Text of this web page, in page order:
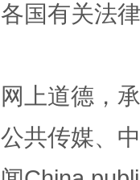
国有关法
上道德，
共传媒、